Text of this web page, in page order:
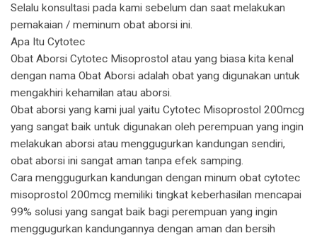
Selalu konsultasi pada kami sebelum dan saat melakukan
pemakaian / meminum obat aborsi ini.
Apa Itu Cytotec
Obat Aborsi Cytotec Misoprostol atau yang biasa kita kenal
dengan nama Obat Aborsi adalah obat yang digunakan untuk
mengakhiri kehamilan atau aborsi.
Obat aborsi yang kami jual yaitu Cytotec Misoprostol 200mcg
yang sangat baik untuk digunakan oleh perempuan yang ingin
melakukan aborsi atau menggugurkan kandungan sendiri,
obat aborsi ini sangat aman tanpa efek samping.
Cara menggugurkan kandungan dengan minum obat cytotec
misoprostol 200mcg memiliki tingkat keberhasilan mencapai
99% solusi yang sangat baik bagi perempuan yang ingin
menggugurkan kandungannya dengan aman dan bersih